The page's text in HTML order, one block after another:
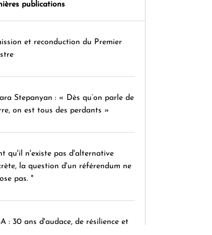
publications
et reconduction du Premier
Stepanyan : « Dès qu’on parle de
on est tous des perdants »
qu'il n'existe pas d'alternative
la question d'un référendum ne
pas. "
: 30 ans d'audace, de résilience et